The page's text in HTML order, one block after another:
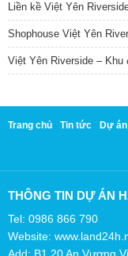
Liền kề Việt Yên
Shophouse Việt Yên
Việt Yên Riverside –
Trang chủ Tin tức Dự án
THÔNG TIN DỰ ÁN
Tel: 0986 866 790
Website: